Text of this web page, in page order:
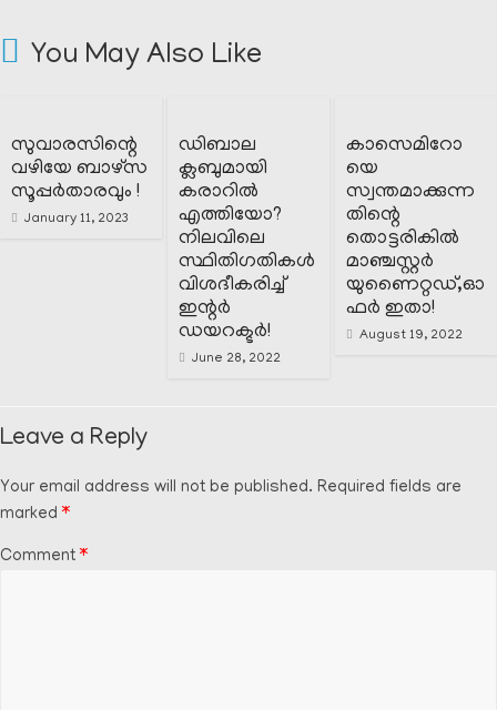
You May Also Like
സുവാരസിന്റെ
വഴിയേ ബാഴ്സ
സൂപ്പർതാരവും !
January 11, 2023
ഡിബാല
ക്ലബുമായി
കരാറിൽ
എത്തിയോ?
നിലവിലെ
സ്ഥിതിഗതികൾ
വിശദീകരിച്ച്
ഇന്റർ
ഡയറക്ടർ!
June 28, 2022
കാസെമിറോ
യെ
സ്വന്തമാക്കുന്ന
തിന്റെ
തൊട്ടരികിൽ
മാഞ്ചസ്റ്റർ
യുണൈറ്റഡ്,ഓ
ഫർ ഇതാ!
August 19, 2022
Leave a Reply
Your email address will not be published. Required fields are
marked *
Comment *